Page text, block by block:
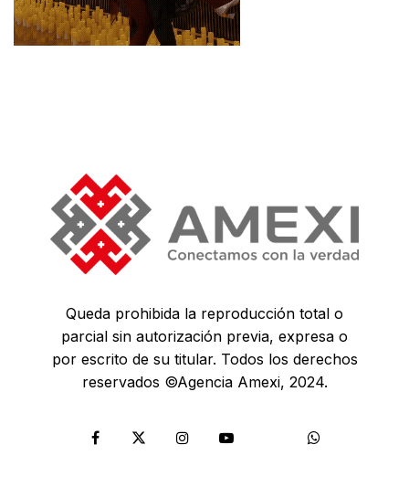
Queda prohibida la reproducción total o
parcial sin autorización previa, expresa o
por escrito de su titular. Todos los derechos
reservados ©Agencia Amexi, 2024.